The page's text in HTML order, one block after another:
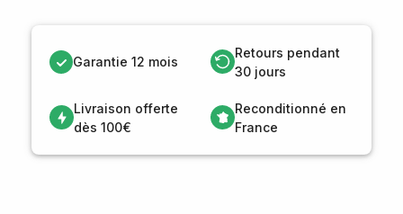
Garantie 12 mois
Retours pendant
30 jours
Livraison offerte
dès 100€
Reconditionné en
France